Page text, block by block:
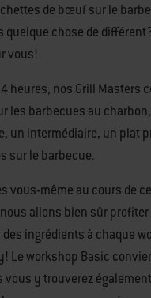
de bœuf sur le
chose de
vous!
heures, nos Grill Masters
les barbecues au
un intermédiaire, un plat
sur le barbecue.
vous-même au cours de
allons bien sûr
ingrédients à chaque
Le workshop Basic
y trouverez